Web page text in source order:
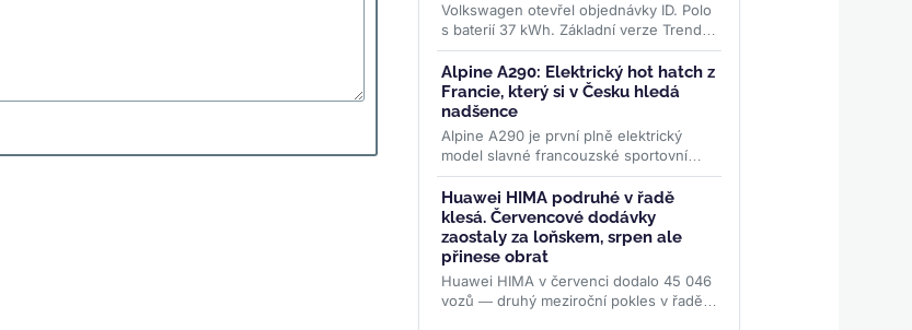
Volkswagen otevřel objednávky ID. Polo
s baterií 37 kWh. Základní verze Trend
startuje v Německu na 24 995 eurech, v
Česku na 619 000 Kč....>>
Alpine A290: Elektrický hot hatch z
Francie, který si v Česku hledá
nadšence
Alpine A290 je první plně elektrický
model slavné francouzské sportovní
značky. Od 975 000 Kč nabízí 378 km
dojezdu, 177 koní a jízdní...>>
Huawei HIMA podruhé v řadě
klesá. Červencové dodávky
zaostaly za loňskem, srpen ale
přinese obrat
Huawei HIMA v červenci dodalo 45 046
vozů — druhý meziroční pokles v řadě.